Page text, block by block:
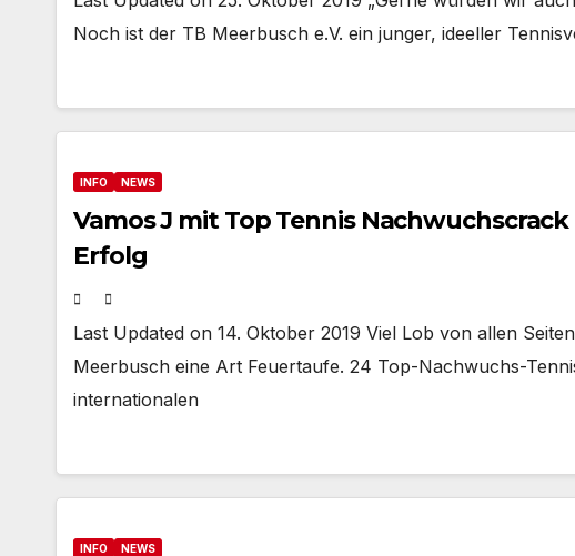
Noch ist der TB Meerbusch e.V. ein junger, ideeller
INFO NEWS
Vamos J mit Top Tennis
Erfolg
Last Updated on 14. Oktober 2019 Viel Lob von allen
Meerbusch eine Art Feuertaufe. 24 Top-Nachwuchs-
internationalen
INFO NEWS